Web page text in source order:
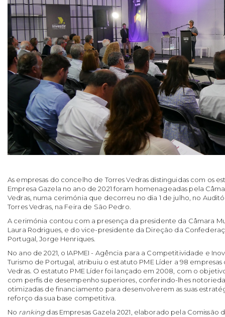
As empresas do concelho de Torres Vedras distinguidas com os
Empresa Gazela no ano de 2021 foram homenageadas pela
Vedras, numa cerimónia que decorreu no dia 1 de julho, no
Torres Vedras, na Feira de São Pedro.
A cerimónia contou com a presença da presidente da Câmara
Laura Rodrigues, e do vice-presidente da Direção da
Portugal, Jorge Henriques.
No ano de 2021, o IAPMEI - Agência para a Competitividade e
Turismo de Portugal, atribuiu o estatuto PME Líder a 98
Vedras. O estatuto PME Líder foi lançado em 2008, com o
com perfis de desempenho superiores, conferindo-lhes
otimizadas de financiamento para desenvolverem as suas
reforço da sua base competitiva.
No ranking das Empresas Gazela 2021, elaborado pela